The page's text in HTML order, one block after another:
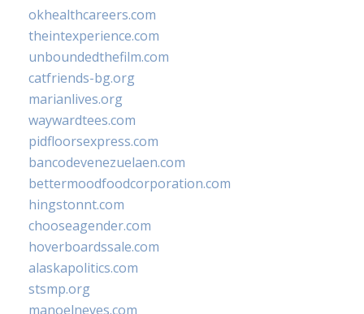
okhealthcareers.com
theintexperience.com
unboundedthefilm.com
catfriends-bg.org
marianlives.org
waywardtees.com
pidfloorsexpress.com
bancodevenezuelaen.com
bettermoodfoodcorporation.com
hingstonnt.com
chooseagender.com
hoverboardssale.com
alaskapolitics.com
stsmp.org
manoelneves.com